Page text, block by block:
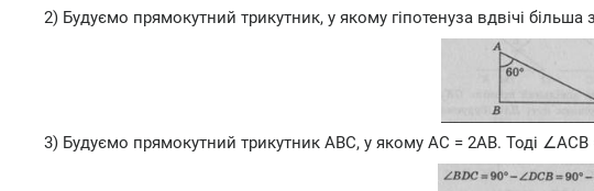
2) Будуємо прямокутний трикутник, у якому гіпотенуза вдвічі
3) Будуємо прямокутний трикутник ABC, у якому АС = 2АВ. Тоді ∠АСВ